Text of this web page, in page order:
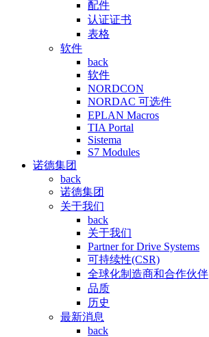
配件
认证证书
表格
软件
back
软件
NORDCON
NORDAC 可选件
EPLAN Macros
TIA Portal
Sistema
S7 Modules
诺德集团
back
诺德集团
关于我们
back
关于我们
Partner for Drive Systems
可持续性(CSR)
全球化制造商和合作伙伴
品质
历史
最新消息
back